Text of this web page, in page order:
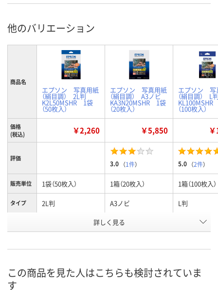
他のバリエーション
商品名
エプソン 写真用紙
（絹目調） 2L判
K2L50MSHR 1袋
（50枚入）
エプソン 写真用紙
（絹目調） A3ノビ
KA3N20MSHR 1袋
（20枚入）
エプソン 写
（絹目調）
（100枚入）
価格
(税込)
￥2,260 ￥5,850
評価
3.0 （1件） 5.0 （2件）
販売単位 1袋（50枚入） 1箱（20枚入） 1箱（100枚入）
タイプ 2L判 A3ノビ L判
219916
詳しく見る
この商品を見た人はこちらも検討されていま
す